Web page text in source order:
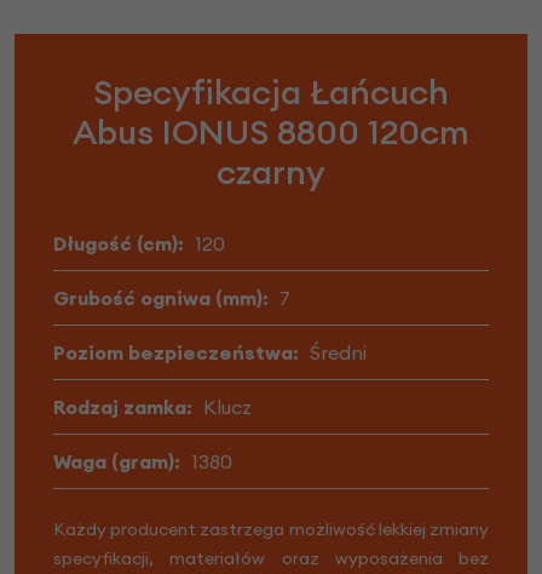
Specyfikacja Łańcuch
Abus IONUS 8800 120cm
czarny
Długość (cm): 120
Grubość ogniwa (mm): 7
Poziom bezpieczeństwa: Średni
Rodzaj zamka: Klucz
Waga (gram): 1380
Każdy producent zastrzega możliwość lekkiej zmiany
specyfikacji, materiałów oraz wyposażenia bez